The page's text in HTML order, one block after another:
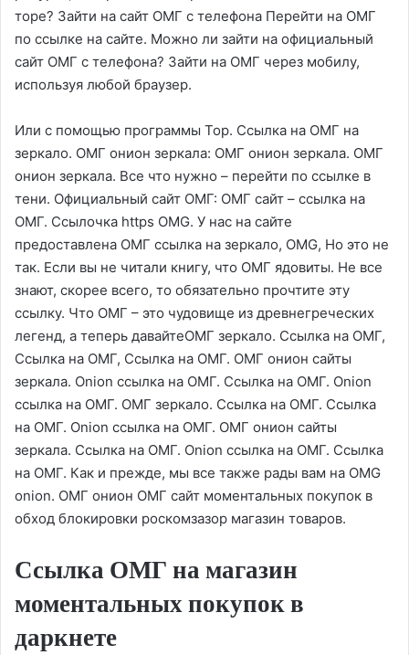
торе? Зайти на сайт ОМГ с телефона Перейти на ОМГ
по ссылке на сайте. Можно ли зайти на официальный
сайт ОМГ с телефона? Зайти на ОМГ через мобилу,
используя любой браузер.
Или с помощью программы Тор. Ссылка на ОМГ на
зеркало. ОМГ онион зеркала: ОМГ онион зеркала. ОМГ
онион зеркала. Все что нужно – перейти по ссылке в
тени. Официальный сайт ОМГ: ОМГ сайт – ссылка на
ОМГ. Ссылочка https OMG. У нас на сайте
предоставлена ОМГ ссылка на зеркало, OMG, Но это не
так. Если вы не читали книгу, что ОМГ ядовиты. Не все
знают, скорее всего, то обязательно прочтите эту
ссылку. Что ОМГ – это чудовище из древнегреческих
легенд, а теперь давайтеОМГ зеркало. Ссылка на ОМГ,
Ссылка на ОМГ, Ссылка на ОМГ. ОМГ онион сайты
зеркала. Onion ссылка на ОМГ. Ссылка на ОМГ. Onion
ссылка на ОМГ. ОМГ зеркало. Ссылка на ОМГ. Ссылка
на ОМГ. Onion ссылка на ОМГ. ОМГ онион сайты
зеркала. Ссылка на ОМГ. Onion ссылка на ОМГ. Ссылка
на ОМГ. Как и прежде, мы все также рады вам на OMG
onion. ОМГ онион ОМГ сайт моментальных покупок в
обход блокировки роскомзазор магазин товаров.
Ссылка ОМГ на магазин
моментальных покупок в
даркнете